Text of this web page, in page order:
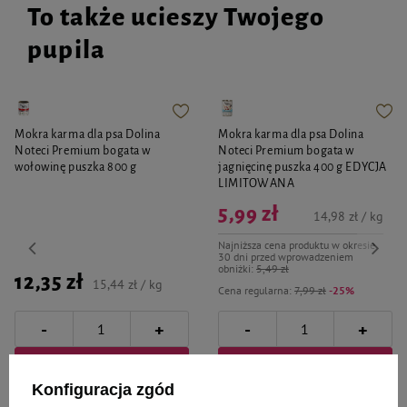
To także ucieszy Twojego
pupila
Mokra karma dla psa Dolina
Noteci Premium bogata w
wołowinę puszka 800 g
12,35 zł 15,44 zł / kg
- +
Mokra karma dla psa Dolina
Noteci Premium bogata w
jagnięcinę puszka 400 g EDYCJA
LIMITOWANA
Cena regularna: 7,99 zł -25%
5,99 zł
Najniższa cena produktu w okresie
30 dni przed wprowadzeniem
obniżki: 5,49 zł
14,98 zł / kg
- +
Konfiguracja zgód